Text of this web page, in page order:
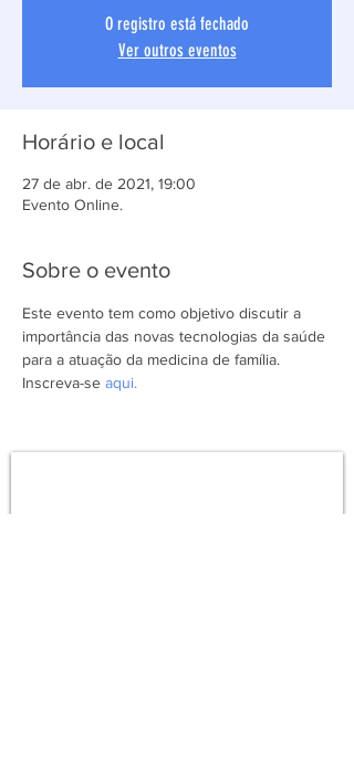
O registro está fechado
Ver outros eventos
Horário e local
27 de abr. de 2021, 19:00
Evento Online.
Sobre o evento
Este evento tem como objetivo discutir a
importância das novas tecnologias da saúde
para a atuação da medicina de família.
Inscreva-se aqui.